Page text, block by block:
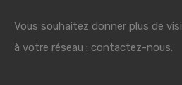
Vous souhaitez donner plus de
à votre réseau : contactez-nous.